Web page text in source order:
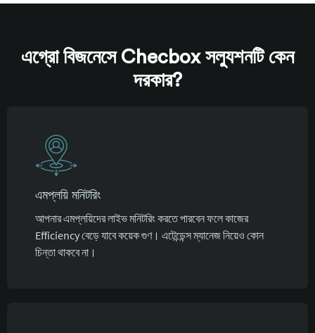
এগ্রো বিজনেসে Checbox সল্যুশনটি কেন
দরকার?
এমপ্লয়ি মনিটরিং
আপনার এমপ্লয়িদের লাইভ মনিটরিং করতে পারবেন ফলে কাজের
Efficiency বেড়ে যাবে কয়েক গুণ। এটেন্ডেন্স ম্যানেজ নিয়েও কোন
চিন্তা থাকবে না।